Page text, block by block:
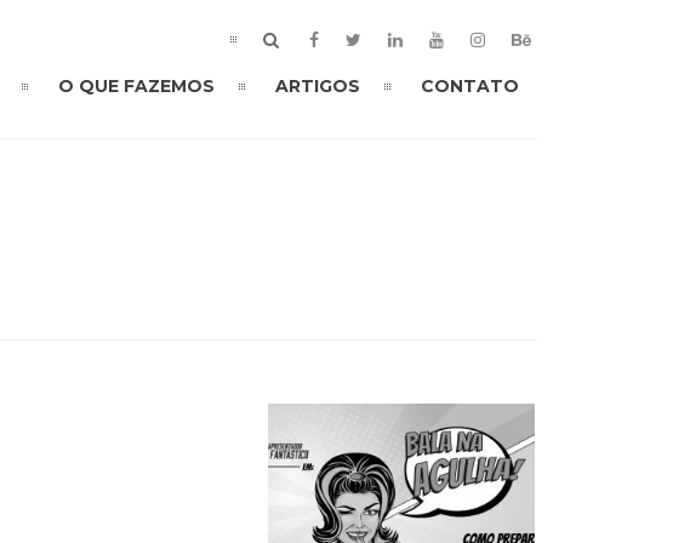
O QUE FAZEMOS ARTIGOS CONTATO